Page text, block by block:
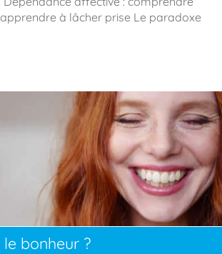
à lâcher prise Le paradoxe
le bonheur ?